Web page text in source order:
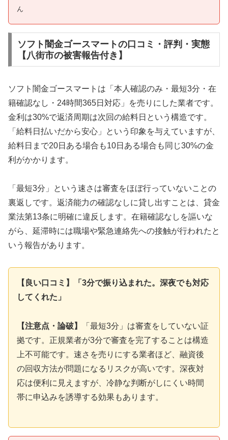
ん
ソフト闇金ゴースマートの口コミ・評判・実態
【八街市の被害報告付き】
ソフト闇金ゴースマートは「本人確認のみ・最短3分・在
籍確認なし・24時間365日対応」を売りにした業者です。
金利は30%で返済周期は次回の給料日という構造です。
「給料日払いだから安心」という印象を与えていますが、
給料日まで20日ある場合も10日ある場合も同じ30%の金
利がかかります。
「最短3分」という速さは審査をほぼ行っていないことの
裏返しです。返済能力の確認なしに貸し出すことは、貸金
業法第13条に明確に違反します。在籍確認なしを謳いな
がら、延滞時には職場や緊急連絡先への接触が行われたと
いう報告があります。
【良い口コミ】「3分で振り込まれた。深夜でも対応
してくれた」
【注意点・論破】
「最短3分」は審査をしていない証
拠です。正規業者が3分で審査を完了することは構造
上不可能です。速さを売りにする業者ほど、融資後
の回収方法が問題になるリスクが高いです。深夜対
応は便利に見えますが、冷静な判断がしにくい時間
帯に申込みを誘導する効果もあります。